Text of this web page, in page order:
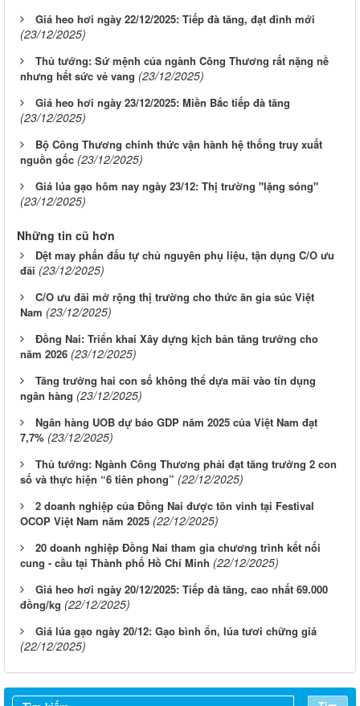
Giá heo hơi ngày 22/12/2025: Tiếp đà tăng, đạt đỉnh mới
(23/12/2025)
Thủ tướng: Sứ mệnh của ngành Công Thương rất nặng nề
nhưng hết sức vẻ vang (23/12/2025)
Giá heo hơi ngày 23/12/2025: Miền Bắc tiếp đà tăng
(23/12/2025)
Bộ Công Thương chính thức vận hành hệ thống truy xuất
nguồn gốc (23/12/2025)
Giá lúa gạo hôm nay ngày 23/12: Thị trường "lặng sóng"
(23/12/2025)
Những tin cũ hơn
Dệt may phấn đấu tự chủ nguyên phụ liệu, tận dụng C/O ưu
đãi (23/12/2025)
C/O ưu đãi mở rộng thị trường cho thức ăn gia súc Việt
Nam (23/12/2025)
Đồng Nai: Triển khai Xây dựng kịch bản tăng trưởng cho
năm 2026 (23/12/2025)
Tăng trưởng hai con số không thể dựa mãi vào tín dụng
ngân hàng (23/12/2025)
Ngân hàng UOB dự báo GDP năm 2025 của Việt Nam đạt
7,7% (23/12/2025)
Thủ tướng: Ngành Công Thương phải đạt tăng trưởng 2 con
số và thực hiện “6 tiên phong” (22/12/2025)
2 doanh nghiệp của Đồng Nai được tôn vinh tại Festival
OCOP Việt Nam năm 2025 (22/12/2025)
20 doanh nghiệp Đồng Nai tham gia chương trình kết nối
cung - cầu tại Thành phố Hồ Chí Minh (22/12/2025)
Giá heo hơi ngày 20/12/2025: Tiếp đà tăng, cao nhất 69.000
đồng/kg (22/12/2025)
Giá lúa gạo ngày 20/12: Gạo bình ổn, lúa tươi chững giá
(22/12/2025)